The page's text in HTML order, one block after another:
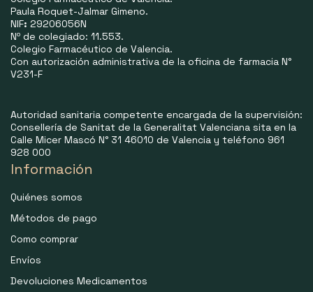
Paula Roquet-Jalmar Gimeno.
NIF: 29206056N
Nº de colegiado: 11.553.
Colegio Farmacéutico de Valencia.
Con autorización administrativa de la oficina de farmacia N°
V231-F
Autoridad sanitaria competente encargada de la supervisión:
Consellería de Sanitat de la Generalitat Valenciana sita en la
Calle Micer Mascó N° 31 46010 de Valencia y teléfono 961
928 000
Información
Quiénes somos
Métodos de pago
Como comprar
Envíos
Devoluciones Medicamentos